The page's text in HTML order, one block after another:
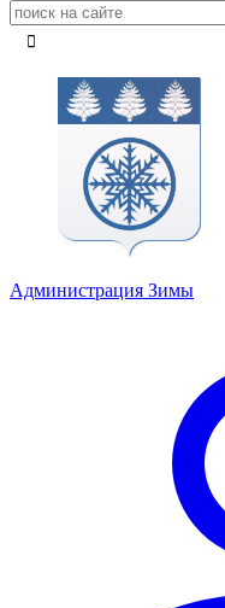
Администрация Зимы